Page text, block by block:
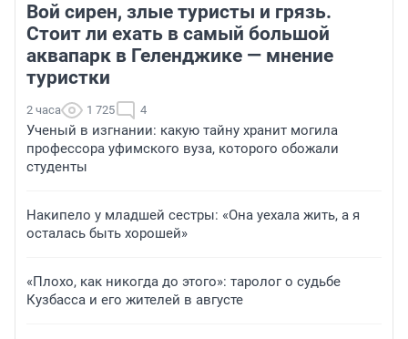
Вой сирен, злые туристы и грязь.
Стоит ли ехать в самый большой
аквапарк в Геленджике — мнение
туристки
2 часа 1 725 4
Ученый в изгнании: какую тайну хранит могила
профессора уфимского вуза, которого обожали
студенты
Накипело у младшей сестры: «Она уехала жить, а я
осталась быть хорошей»
«Плохо, как никогда до этого»: таролог о судьбе
Кузбасса и его жителей в августе